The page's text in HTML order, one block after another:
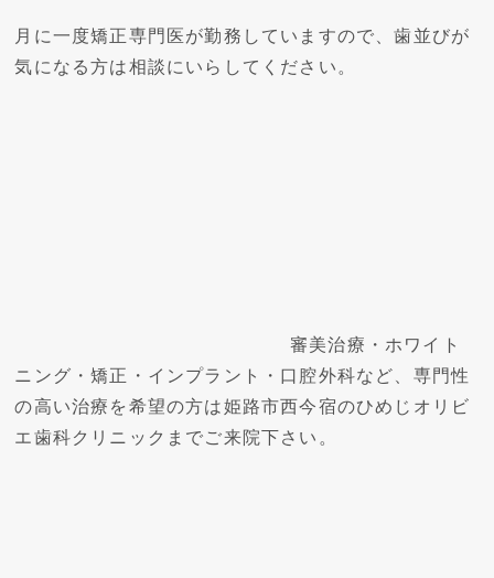
月に一度矯正専門医が勤務していますので、歯並びが
気になる方は相談にいらしてください。
審美治療・ホワイト
ニング・矯正・インプラント・口腔外科など、専門性
の高い治療を希望の方は姫路市西今宿のひめじオリビ
エ歯科クリニックまでご来院下さい。